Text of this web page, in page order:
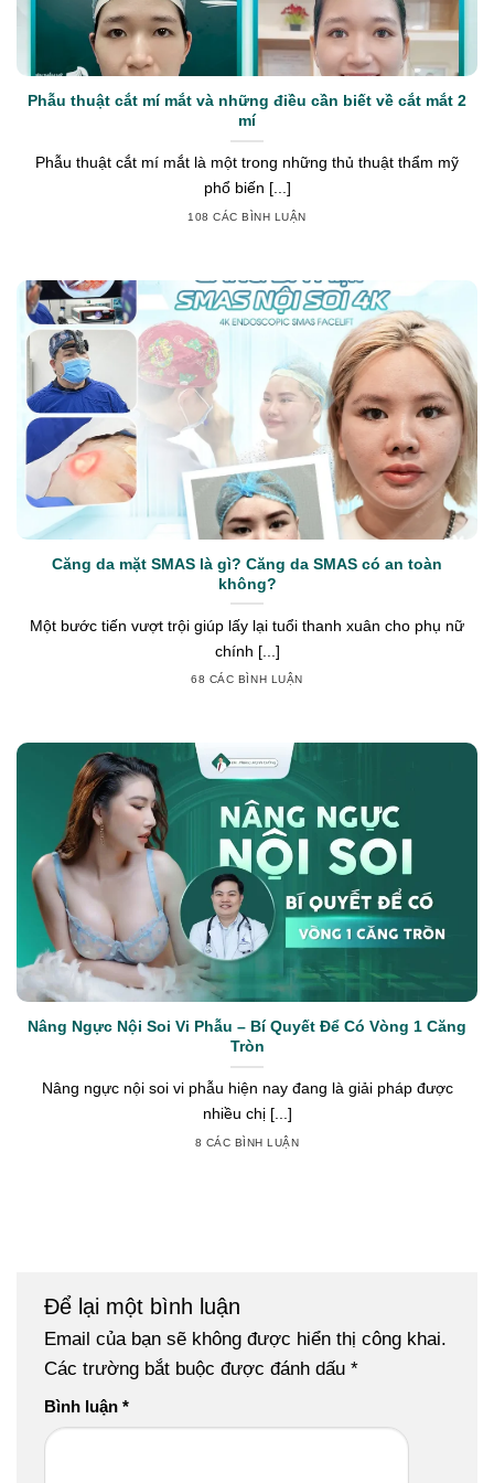
Phẫu thuật cắt mí mắt và những điều cần biết về cắt mắt 2
mí
Phẫu thuật cắt mí mắt là một trong những thủ thuật thẩm mỹ
phổ biến [...]
108 CÁC BÌNH LUẬN
Căng da mặt SMAS là gì? Căng da SMAS có an toàn
không?
Một bước tiến vượt trội giúp lấy lại tuổi thanh xuân cho phụ nữ
chính [...]
68 CÁC BÌNH LUẬN
Nâng Ngực Nội Soi Vi Phẫu – Bí Quyết Để Có Vòng 1 Căng
Tròn
Nâng ngực nội soi vi phẫu hiện nay đang là giải pháp được
nhiều chị [...]
8 CÁC BÌNH LUẬN
Để lại một bình luận
Email của bạn sẽ không được hiển thị công khai.
Các trường bắt buộc được đánh dấu *
Bình luận *